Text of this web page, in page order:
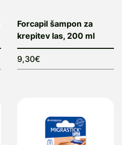
Forcapil šampon za
krepitev las, 200 ml
9,30€